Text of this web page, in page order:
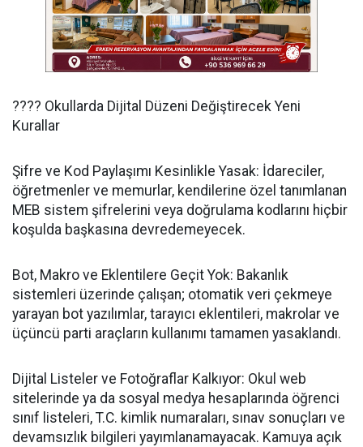
​???? Okullarda Dijital Düzeni Değiştirecek Yeni
Kurallar
​Şifre ve Kod Paylaşımı Kesinlikle Yasak: İdareciler,
öğretmenler ve memurlar, kendilerine özel tanımlanan
MEB sistem şifrelerini veya doğrulama kodlarını hiçbir
koşulda başkasına devredemeyecek.
​Bot, Makro ve Eklentilere Geçit Yok: Bakanlık
sistemleri üzerinde çalışan; otomatik veri çekmeye
yarayan bot yazılımlar, tarayıcı eklentileri, makrolar ve
üçüncü parti araçların kullanımı tamamen yasaklandı.
​Dijital Listeler ve Fotoğraflar Kalkıyor: Okul web
sitelerinde ya da sosyal medya hesaplarında öğrenci
sınıf listeleri, T.C. kimlik numaraları, sınav sonuçları ve
devamsızlık bilgileri yayımlanamayacak. Kamuya açık